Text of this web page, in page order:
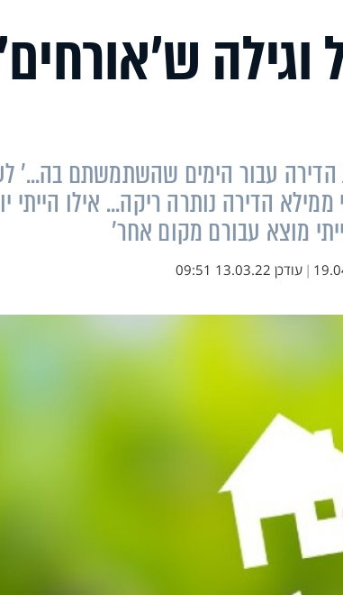
הדירה עבור הימים שהשתמשתם בה...'
הדירה נותרה ריקה... אילו הייתי
מוצא עבורם מקום אחר'
| עודכן 13.03.22 09:51